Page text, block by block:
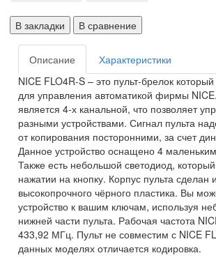
В закладки В сравнение
Описание
Характеристики
NICE FLO4R-S – это пульт-брелок который
для управления автоматикой фирмы
является 4-х канальной, что позволяет
разными устройствами. Сигнал пульта
от копирования посторонними, за счет
Данное устройство оснащено 4
Также есть небольшой светодиод,
нажатии на кнопку. Корпус пульта сделан
высокопрочного чёрного пластика. Вы
устройство к вашим ключам, используя
нижней части пульта. Рабочая частота
433,92 МГц. Пульт не совместим с NICE
данных моделях отличается кодировка.